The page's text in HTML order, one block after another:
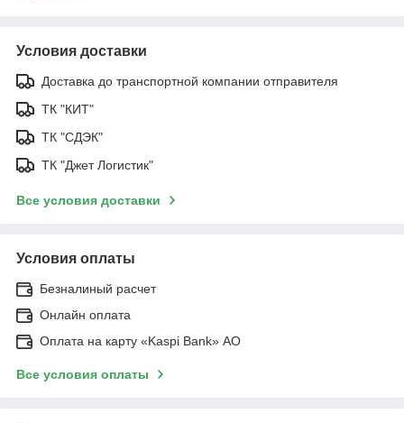
Условия доставки
Доставка до транспортной компании отправителя
ТК "КИТ"
ТК "СДЭК"
ТК "Джет Логистик"
Все условия доставки
Условия оплаты
Безналиный расчет
Онлайн оплата
Оплата на карту «Kaspi Bank» АО
Все условия оплаты